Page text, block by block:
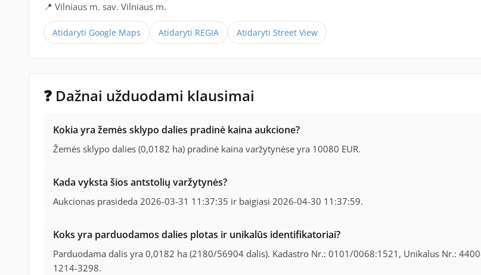
📍 Vilniaus m. sav. Vilniaus m.
Atidaryti Google Maps Atidaryti REGIA Atidaryti Street View
❓ Dažnai užduodami klausimai
Kokia yra žemės sklypo dalies pradinė kaina aukcione?
Žemės sklypo dalies (0,0182 ha) pradinė kaina varžytynėse yra 10080 EUR.
Kada vyksta šios antstolių varžytynės?
Aukcionas prasideda 2026-03-31 11:37:35 ir baigiasi 2026-04-30 11:37:59.
Koks yra parduodamos dalies plotas ir unikalūs identifikatoriai?
Parduodama dalis yra 0,0182 ha (2180/56904 dalis). Kadastro Nr.: 0101/0068:1521, Unikalus Nr.:
1214-3298.